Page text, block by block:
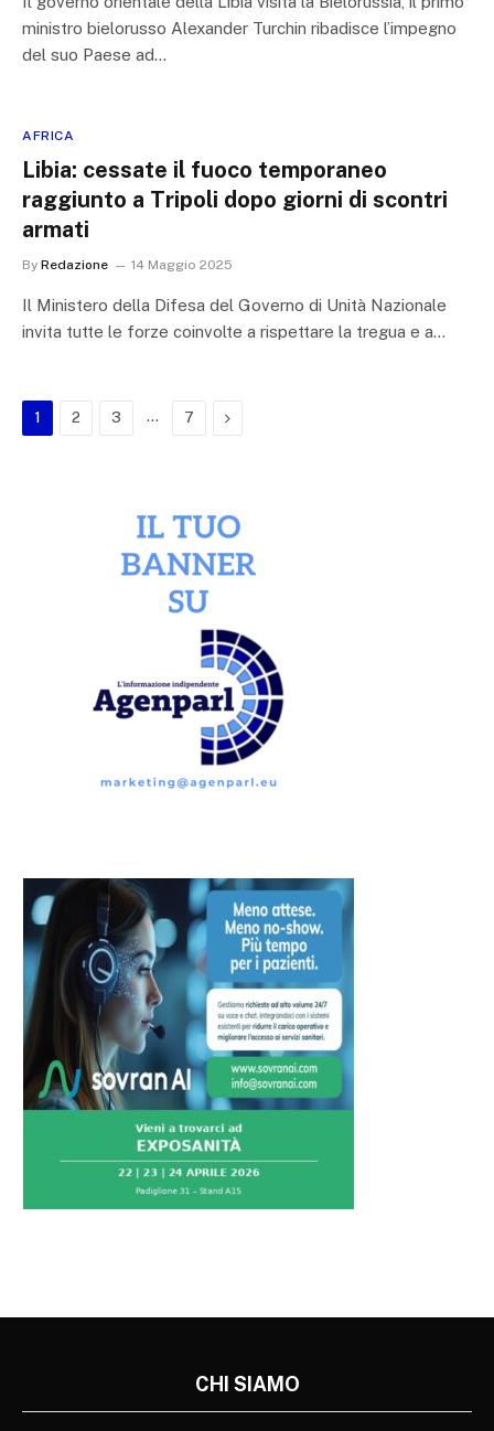
ministro bielorusso Alexander Turchin ribadisce l’impegno
del suo Paese ad…
AFRICA
Libia: cessate il fuoco temporaneo
raggiunto a Tripoli dopo giorni di scontri
armati
By Redazione 14 Maggio 2025
Il Ministero della Difesa del Governo di Unità Nazionale
invita tutte le forze coinvolte a rispettare la tregua e a…
1 2 3 … 7 Next
CHI SIAMO